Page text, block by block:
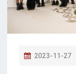
P
2023-11-27